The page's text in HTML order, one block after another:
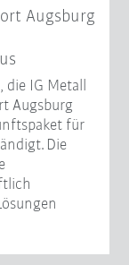
Augsburg
IG Metall
Augsburg
für
Die